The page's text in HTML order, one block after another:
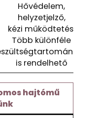
Hővédelem,
helyzetjelző,
kézi működtetés,
Több különféle
is rendelhető
hajtómű